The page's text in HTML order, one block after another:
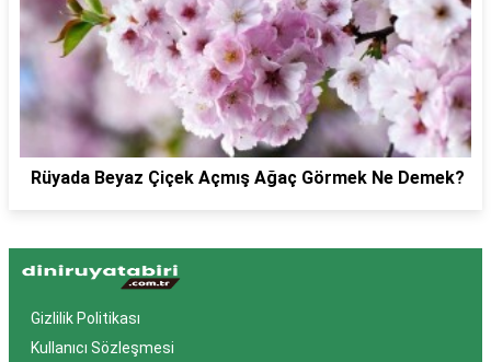
Rüyada Beyaz Çiçek Açmış Ağaç Görmek Ne Demek?
Gizlilik Politikası
Kullanıcı Sözleşmesi